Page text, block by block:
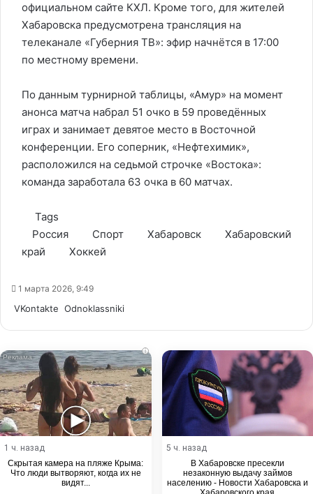
официальном сайте КХЛ. Кроме того, для жителей
Хабаровска предусмотрена трансляция на
телеканале «Губерния ТВ»: эфир начнётся в 17:00
по местному времени.
По данным турнирной таблицы, «Амур» на момент
анонса матча набрал 51 очко в 59 проведённых
играх и занимает девятое место в Восточной
конференции. Его соперник, «Нефтехимик»,
расположился на седьмой строчке «Востока»:
команда заработала 63 очка в 60 матчах.
Tags
Россия
Спорт Хабаровск
Хабаровский
край
Хоккей
1 марта 2026, 9:49
VKontakte Odnoklassniki
i
1 ч. назад
Скрытая камера на пляже Крыма:
Что люди вытворяют, когда их не
видят...
5 ч. назад
В Хабаровске пресекли
незаконную выдачу займов
населению - Новости Хабаровска и